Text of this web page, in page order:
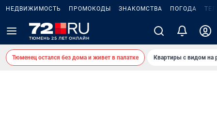
НЕДВИЖИМОСТЬ ПРОМОКОДЫ ЗНАКОМСТВА ПОГОДА
Тюменец остался без дома и живет в палатке Квартиры с видом на